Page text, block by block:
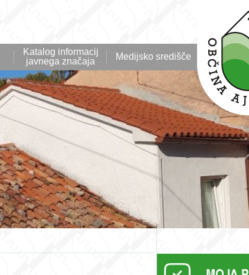
Katalog informacij
javnega značaja
Medijsko središče